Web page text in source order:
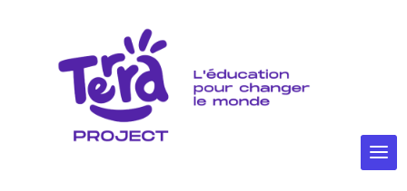
Les
ressources
sont-elles